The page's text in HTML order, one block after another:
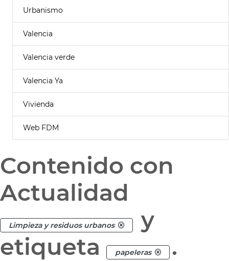
Urbanismo
Valencia
Valencia verde
Valencia Ya
Vivienda
Web FDM
Contenido con
Actualidad
Limpieza y residuos urbanos
y
etiqueta
papeleras .